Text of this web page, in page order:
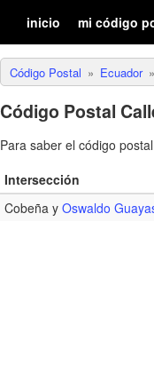
inicio mi código
Código Postal Ecuador
Código Postal
Para saber el código
Intersección
Cobeña y Oswaldo